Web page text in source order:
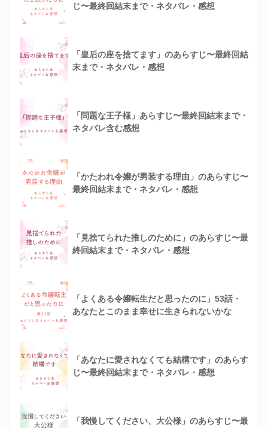
じ〜最終回結末まで・ネタバレ・感想
「皇后の座を捨てます」のあらすじ〜最終回結
末まで・ネタバレ・感想
「問題な王子様」あらすじ〜最終回結末まで・
ネタバレ含む感想
「かたわれ令嬢が男装する理由」のあらすじ〜
最終回結末まで・ネタバレ・感想
「見捨てられた推しのために」のあらすじ〜最
終回結末まで・ネタバレ・感想
「よくある令嬢転生だと思ったのに」53話・
あなたとこのまま幸せに生きられないかな
「あなたに愛されなくても結構です」のあらす
じ〜最終回結末まで・ネタバレ・感想
「我慢してください、大公様」のあらすじ〜最